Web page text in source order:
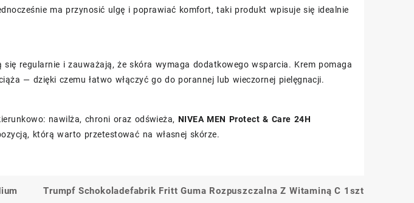
ma przynosić ulgę i poprawiać komfort, taki produkt wpisuje się idealnie
regularnie i zauważają, że skóra wymaga dodatkowego wsparcia. Krem pomaga
— dzięki czemu łatwo włączyć go do porannej lub wieczornej pielęgnacji.
nawilża, chroni oraz odświeża, NIVEA MEN Protect & Care 24H
którą warto przetestować na własnej skórze.
Trumpf Schokoladefabrik Fritt Guma Rozpuszczalna Z Witaminą C 1szt